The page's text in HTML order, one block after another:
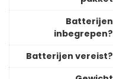
Batterijen
inbegrepen?
Batterijen vereist?